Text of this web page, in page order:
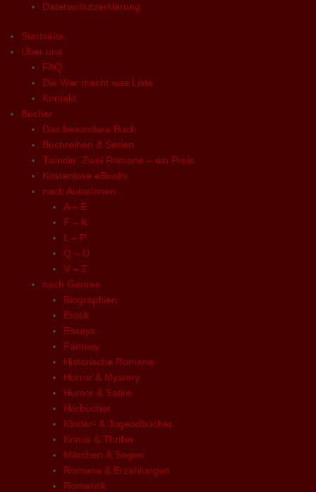
Datenschutzerklärung
Startseite
Über uns
FAQ
Die Wer macht was Liste
Kontakt
Bücher
Das besondere Buch
Buchreihen & Serien
Twindie: Zwei Romane – ein Preis
Kostenlose eBooks
nach AutorInnen
A – E
F – K
L – P
Q – U
V – Z
nach Genres
Biographien
Erotik
Essays
Fantasy
Historische Romane
Horror & Mystery
Humor & Satire
Hörbücher
Kinder- & Jugendbücher
Krimis & Thriller
Märchen & Sagen
Romane & Erzählungen
Romantik